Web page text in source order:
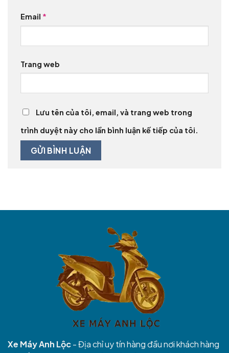
Email *
Trang web
Lưu tên của tôi, email, và trang web trong
trình duyệt này cho lần bình luận kế tiếp của tôi.
Xe Máy Anh Lộc- Địa chỉ uy tín hàng đầu nơi khách hàng